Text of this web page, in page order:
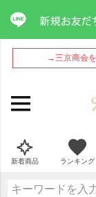
→三京商会
新着商品 ランキング